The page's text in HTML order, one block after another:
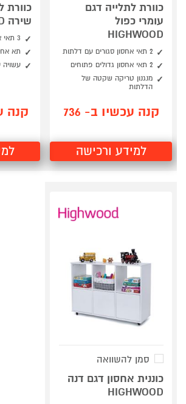
כוורת לתלייה דגם
עומרי כפול
HIGHWOOD
2 תאי אחסון סגורים עם דלתות
2 תאי אחסון גדולים פתוחים
מנגנון טריקה שקטה של
הדלתות
קנה עכשיו ב- 736
למידע ורכישה
כוורת
שירה HIGHWOOD
3 תאי אחסון סגורים עם דלתות
תא
עשויה
קנה
סמן להשוואה
כוננית אחסון דגם דנה
HIGHWOOD